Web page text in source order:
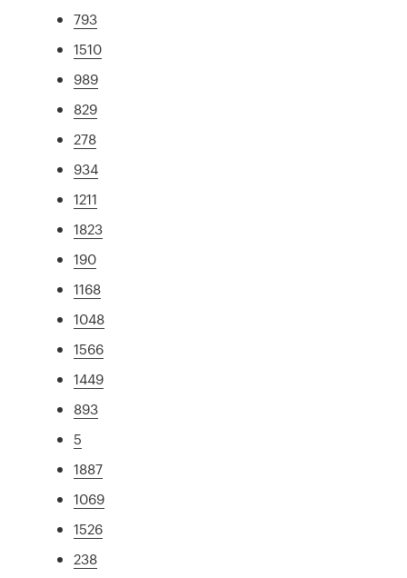
793
1510
989
829
278
934
1211
1823
190
1168
1048
1566
1449
893
5
1887
1069
1526
238